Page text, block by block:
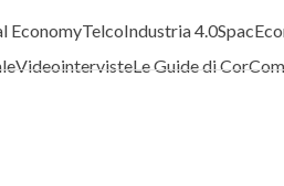
EconomyTelcoIndustria 4.0
VideointervisteLe Guide di CorCom